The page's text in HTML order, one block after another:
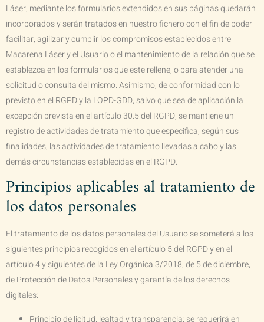
Láser, mediante los formularios extendidos en sus páginas quedarán
incorporados y serán tratados en nuestro fichero con el fin de poder
facilitar, agilizar y cumplir los compromisos establecidos entre
Macarena Lásery el Usuario o el mantenimiento de la relación que se
establezca en los formularios que este rellene, o para atender una
solicitud o consulta del mismo. Asimismo, de conformidad con lo
previsto en el RGPD y la LOPD-GDD, salvo que sea de aplicación la
excepción prevista en el artículo 30.5 del RGPD, se mantiene un
registro de actividades de tratamiento que especifica, según sus
finalidades, las actividades de tratamiento llevadas a cabo y las
demás circunstancias establecidas en el RGPD.
Principios aplicables al tratamiento de
los datos personales
El tratamiento de los datos personales del Usuario se someterá a los
siguientes principios recogidos en el artículo 5 del RGPD y en el
artículo 4 y siguientes de la Ley Orgánica 3/2018, de 5 de diciembre,
de Protección de Datos Personales y garantía de los derechos
digitales:
Principio de licitud, lealtad y transparencia: se requerirá en